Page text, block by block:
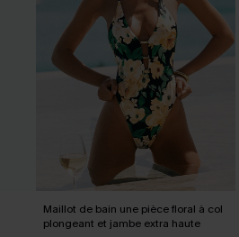
Maillot de bain une pièce floral à col
plongeant et jambe extra haute